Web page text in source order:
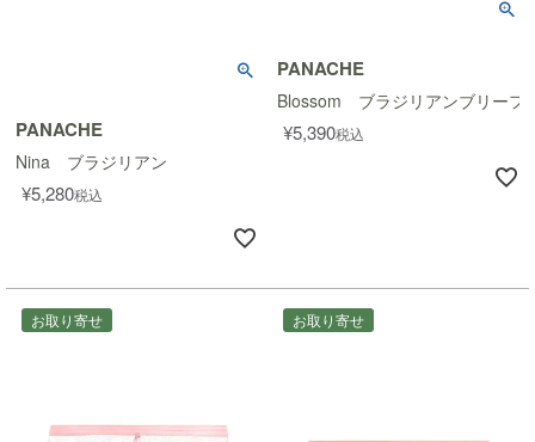
PANACHE
Nina ブラジリアン
¥5,280税込
PANACHE
Blossom ブラジリアンブリーフ
¥5,390税込
お取り寄せ お取り寄せ